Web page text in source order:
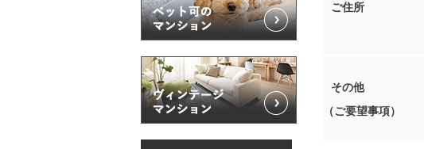
ご住所
その他
（ご要望事項）